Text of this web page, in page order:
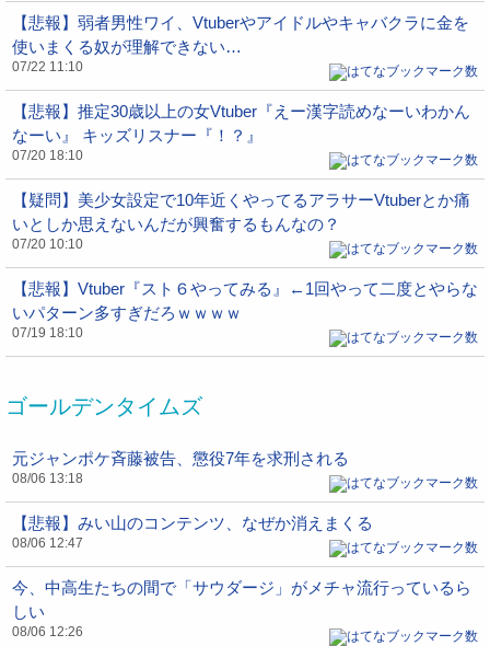
【悲報】弱者男性ワイ、Vtuberやアイドルやキャバクラに金を
使いまくる奴が理解できない…
07/22 11:10
【悲報】推定30歳以上の女Vtuber『えー漢字読めなーいわかん
なーい』 キッズリスナー『！？』
07/20 18:10
【疑問】美少女設定で10年近くやってるアラサーVtuberとか痛
いとしか思えないんだが興奮するもんなの？
07/20 10:10
【悲報】Vtuber『スト６やってみる』←1回やって二度とやらな
いパターン多すぎだろｗｗｗｗ
07/19 18:10
ゴールデンタイムズ
元ジャンポケ斉藤被告、懲役7年を求刑される
08/06 13:18
【悲報】みい山のコンテンツ、なぜか消えまくる
08/06 12:47
今、中高生たちの間で「サウダージ」がメチャ流行っているら
しい
08/06 12:26